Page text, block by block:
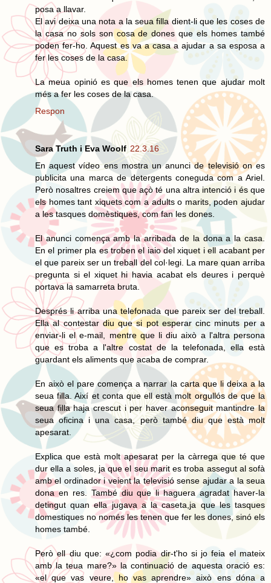
posa a llavar.
El avi deixa una nota a la seua filla dient-li que les coses de
la casa no sols son cosa de dones que els homes també
poden fer-ho. Aquest es va a casa a ajudar a sa esposa a
fer les coses de la casa.
La meua opinió es que els homes tenen que ajudar molt
més a fer les coses de la casa.
Respon
Sara Truth i Eva Woolf 22.3.16
En aquest vídeo ens mostra un anunci de televisió on es
publicita una marca de detergents coneguda com a Ariel.
Però nosaltres creiem que açò té una altra intenció i és que
els homes tant xiquets com a adults o marits, poden ajudar
a les tasques domèstiques, com fan les dones.
El anunci comença amb la arribada de la dona a la casa.
En el primer pla es troben el iaio del xiquet i ell acabant per
el que pareix ser un treball del col·legi. La mare quan arriba
pregunta si el xiquet hi havia acabat els deures i perquè
portava la samarreta bruta.
Després li arriba una telefonada que pareix ser del treball.
Ella al contestar diu que si pot esperar cinc minuts per a
enviar-li el e-mail, mentre que li diu això a l'altra persona
que es troba a l'altre costat de la telefonada, ella està
guardant els aliments que acaba de comprar.
En això el pare comença a narrar la carta que li deixa a la
seua filla. Així et conta que ell està molt orgullós de que la
seua filla haja crescut i per haver aconseguit mantindre la
seua oficina i una casa, però també diu que està molt
apesarat.
Explica que està molt apesarat per la càrrega que té que
dur ella a soles, ja que el seu marit es troba assegut al sofà
amb el ordinador i veient la televisió sense ajudar a la seua
dona en res. També diu que li haguera agradat haver-la
detingut quan ella jugava a la caseta,ja que les tasques
domestiques no només les tenen que fer les dones, sinó els
homes també.
Però ell diu que: «¿com podia dir-t'ho si jo feia el mateix
amb la teua mare?» la continuació de aquesta oració es:
«el que vas veure, ho vas aprendre» això ens dóna a